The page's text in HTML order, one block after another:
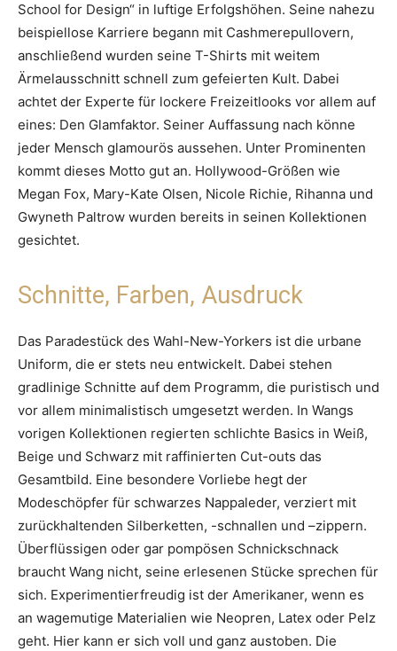
School for Design“ in luftige Erfolgshöhen. Seine nahezu
beispiellose Karriere begann mit Cashmerepullovern,
anschließend wurden seine T-Shirts mit weitem
Ärmelausschnitt schnell zum gefeierten Kult. Dabei
achtet der Experte für lockere Freizeitlooks vor allem auf
eines: Den Glamfaktor. Seiner Auffassung nach könne
jeder Mensch glamourös aussehen. Unter Prominenten
kommt dieses Motto gut an. Hollywood-Größen wie
Megan Fox, Mary-Kate Olsen, Nicole Richie, Rihanna und
Gwyneth Paltrow wurden bereits in seinen Kollektionen
gesichtet.
Schnitte, Farben, Ausdruck
Das Paradestück des Wahl-New-Yorkers ist die urbane
Uniform, die er stets neu entwickelt. Dabei stehen
gradlinige Schnitte auf dem Programm, die puristisch und
vor allem minimalistisch umgesetzt werden. In Wangs
vorigen Kollektionen regierten schlichte Basics in Weiß,
Beige und Schwarz mit raffinierten Cut-outs das
Gesamtbild. Eine besondere Vorliebe hegt der
Modeschöpfer für schwarzes Nappaleder, verziert mit
zurückhaltenden Silberketten, -schnallen und –zippern.
Überflüssigen oder gar pompösen Schnickschnack
braucht Wang nicht, seine erlesenen Stücke sprechen für
sich. Experimentierfreudig ist der Amerikaner, wenn es
an wagemutige Materialien wie Neopren, Latex oder Pelz
geht. Hier kann er sich voll und ganz austoben. Die